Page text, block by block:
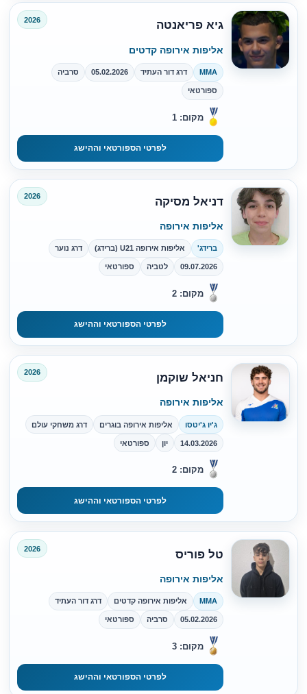
גיא פריאנטה 2026
אליפות אירופה קדטים
MMA דרג דור העתיד 05.02.2026 סרביה
ספורטאי
מקום: 1
לפרטי הספורטאי וההישג
דניאל מסיקה 2026
אליפות אירופה
ברידג' אליפות אירופה U21 (ברידג) דרג נוער
09.07.2026 לטביה ספורטאי
מקום: 2
לפרטי הספורטאי וההישג
חניאל שוקמן 2026
אליפות אירופה
ג'יו ג'יטסו אליפות אירופה בוגרים דרג משחקי עולם
14.03.2026 יון ספורטאי
מקום: 2
לפרטי הספורטאי וההישג
טל פוריס 2026
אליפות אירופה
MMA אליפות אירופה קדטים דרג דור העתיד
05.02.2026 סרביה ספורטאי
מקום: 3
לפרטי הספורטאי וההישג